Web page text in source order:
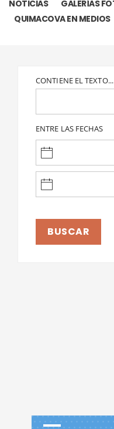
NOTICIAS
GALERÍAS
QUIMACOVA EN MEDIOS
CONTIENE EL TEXTO...
ENTRE LAS FECHAS